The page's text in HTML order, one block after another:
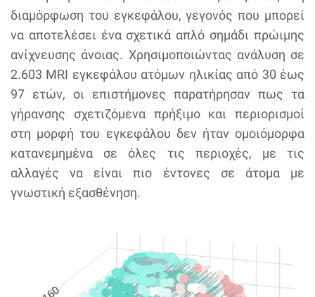
διαμόρφωση του εγκεφάλου, γεγονός που μπορεί
να αποτελέσει ένα σχετικά απλό σημάδι πρώιμης
ανίχνευσης άνοιας. Χρησιμοποιώντας ανάλυση σε
2.603 MRI εγκεφάλου ατόμων ηλικίας από 30 έως
97 ετών, οι επιστήμονες παρατήρησαν πως τα
γήρανσης σχετιζόμενα πρήξιμο και περιορισμοί
στη μορφή του εγκεφάλου δεν ήταν ομοιόμορφα
κατανεμημένα σε όλες τις περιοχές, με τις
αλλαγές να είναι πιο έντονες σε άτομα με
γνωστική εξασθένηση.